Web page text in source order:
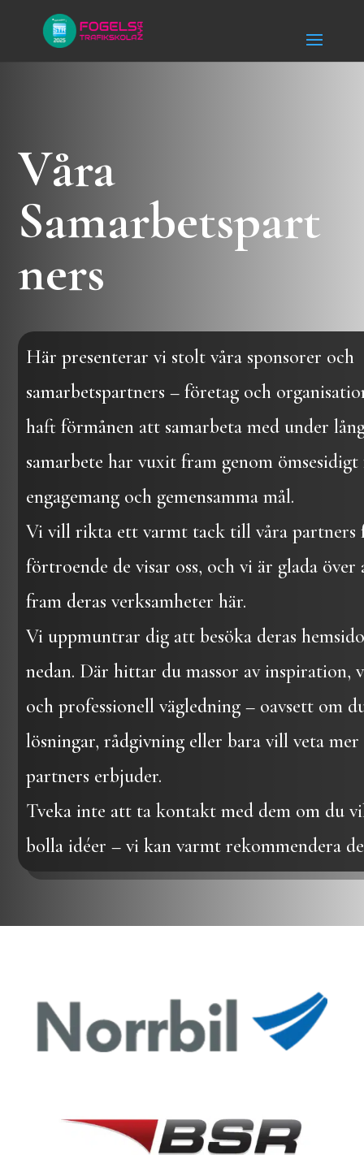
Våra
Samarbetspart
ners
Här presenterar vi stolt våra sponsorer och
samarbetspartners – företag och
haft förmånen att samarbeta med under
samarbete har vuxit fram genom
engagemang och gemensamma mål.
Vi vill rikta ett varmt tack till våra partners
förtroende de visar oss, och vi är glada
fram deras verksamheter här.
Vi uppmuntrar dig att besöka deras
nedan. Där hittar du massor av inspiration,
och professionell vägledning – oavsett om
lösningar, rådgivning eller bara vill veta mer
partners erbjuder.
Tveka inte att ta kontakt med dem om du
bolla idéer – vi kan varmt rekommendera